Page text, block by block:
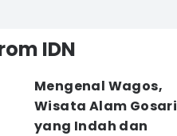
IDN
Mengenal Wagos,
Wisata Alam Gosari
yang Indah dan